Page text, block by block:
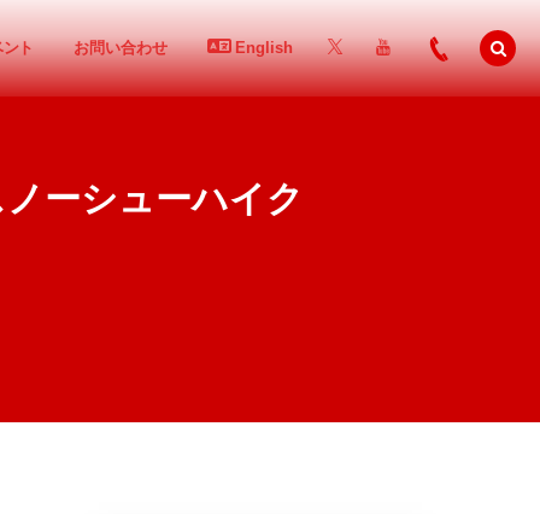
ト お問い合わせ English
ーシューハイク